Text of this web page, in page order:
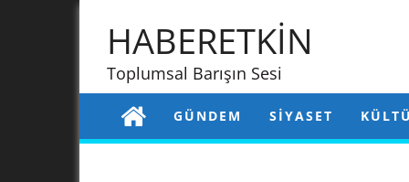
HABERETKİN
Toplumsal Barışın Sesi
GÜNDEM SIYASET